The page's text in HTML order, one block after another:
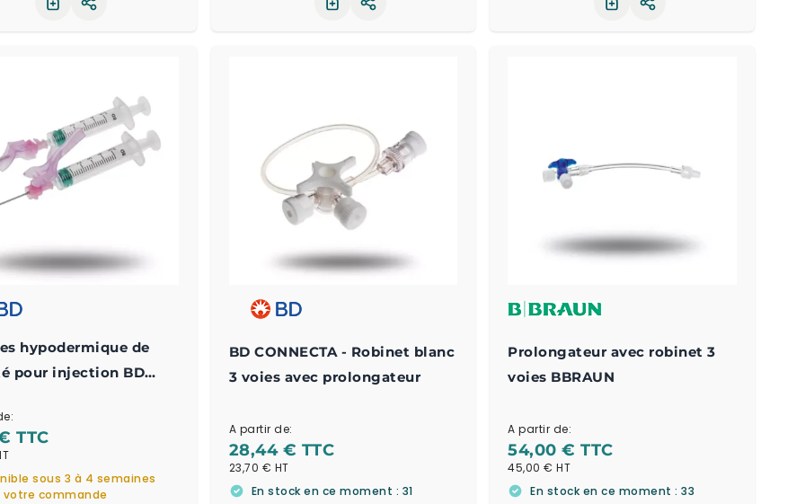
Partager le produit Partager le produit Partager le produit
hypodermique de
pour injection BD
sous 3 à 4 semaines
votre commande
BD CONNECTA - Robinet blanc
3 voies avec prolongateur
A partir de:
28,44 €
23,70 €
En stock en ce moment : 31
Prolongateur avec robinet 3
voies BBRAUN
A partir de:
54,00 €
45,00 €
En stock en ce moment : 33